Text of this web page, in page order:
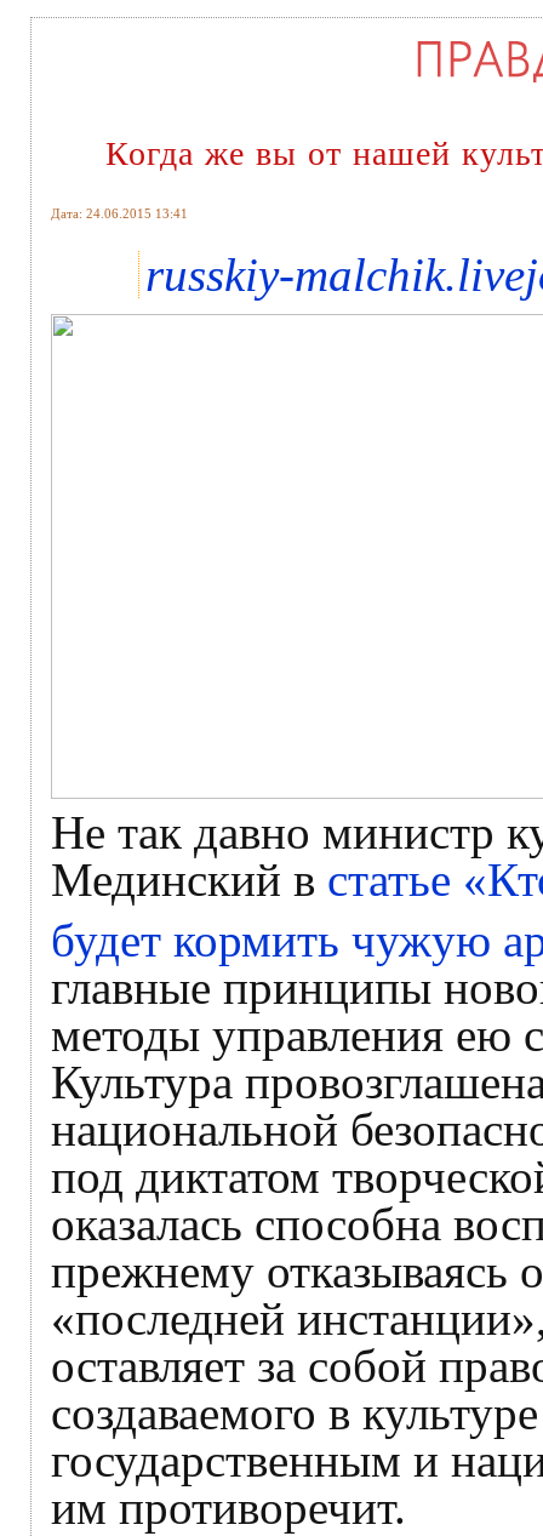
Когда же вы от нашей
Дата: 24.06.2015 13:41
russkiy-
Не так давно министр
Мединский в статье
будет кормить чужую
главные принципы
методы управления ею
Культура
национальной
под диктатом
оказалась способна
прежнему отказываясь
«последней
оставляет за собой
создаваемого в
государственным и
им противоречит.